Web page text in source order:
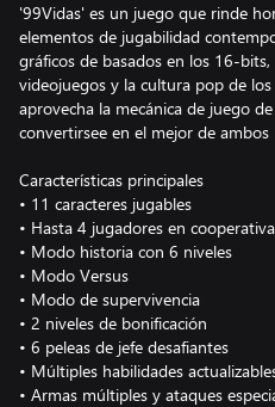
'99Vidas' es un juego que rinde
elementos de jugabilidad
gráficos de basados en los 16-
videojuegos y la cultura pop de
aprovecha la mecánica de juego
convertirsee en el mejor de ambos
Características principales
• 11 caracteres jugables
• Hasta 4 jugadores en
• Modo historia con 6 niveles
• Modo Versus
• Modo de supervivencia
• 2 niveles de bonificación
• 6 peleas de jefe desafiantes
• Múltiples habilidades
• Armas múltiples y ataques